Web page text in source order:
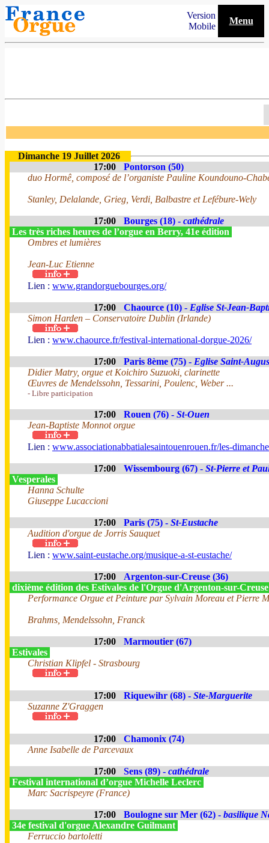
Version
Mobile
Menu
Dimanche 19 Juillet 2026
17:00
Pontorson (50)
duo Hormê, composé de l’organiste Pauline Koundouno-
Stanley, Delalande, Grieg, Verdi, Balbastre et Lefébure-Wely
17:00 Bourges (18) - cathédrale
Les très riches heures de l’orgue en Berry, 41e édition
Ombres et lumières
Jean-Luc Etienne
Lien : www.grandorguebourges.org/
17:00 Chaource (10) - Eglise St-Jean-
Simon Harden – Conservatoire Dublin (Irlande)
Lien : www.chaource.fr/festival-international-dorgue-2026/
17:00 Paris 8ème (75) - Eglise Saint-
Didier Matry, orgue et Koichiro Suzuoki, clarinette
Œuvres de Mendelssohn, Tessarini, Poulenc, Weber ...
- Libre participation
17:00 Rouen (76) - St-Ouen
Jean-Baptiste Monnot orgue
Lien : www.associationabbatialesaintouenrouen.fr/les-
17:00 Wissembourg (67) - St-Pierre et
Vesperales
Hanna Schulte
Giuseppe Lucaccioni
17:00 Paris (75) - St-Eustache
Audition d'orgue de Jorris Sauquet
Lien : www.saint-eustache.org/musique-a-st-eustache/
17:00
Argenton-sur-Creuse (36)
dixième édition des Estivales de l'Orgue d'Argenton-sur-
Performance Orgue et Peinture par Sylvain Moreau et Pierre
Brahms, Mendelssohn, Franck
17:00
Marmoutier (67)
Estivales
Christian Klipfel - Strasbourg
17:00 Riquewihr (68) - Ste-Marguerite
Suzanne Z'Graggen
17:00
Chamonix (74)
Anne Isabelle de Parcevaux
17:00 Sens (89) - cathédrale
Festival international d’orgue Michelle Leclerc
Marc Sacrispeyre (France)
17:00 Boulogne sur Mer (62) - basilique
34e festival d'orgue Alexandre Guilmant
Ferruccio bartoletti